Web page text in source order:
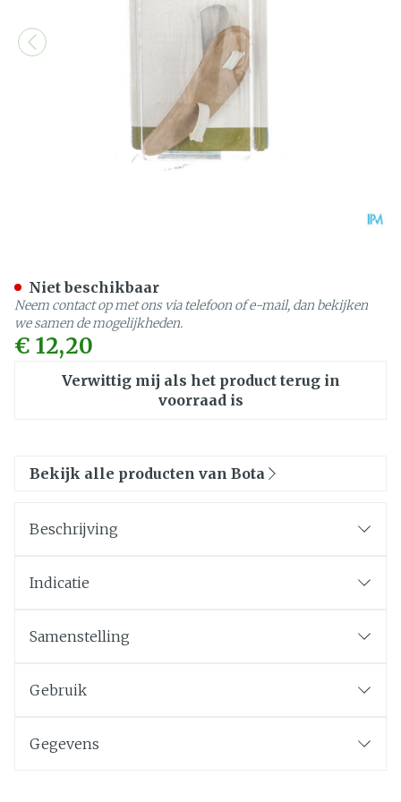
€ 12,20
Verwittig mij als het product terug in
voorraad is
Niet beschikbaar
Neem contact op met ons via telefoon of e-mail, dan bekijken
we samen de mogelijkheden.
Bekijk alle producten van Bota
Beschrijving
Indicatie
Samenstelling
Gebruik
Gegevens